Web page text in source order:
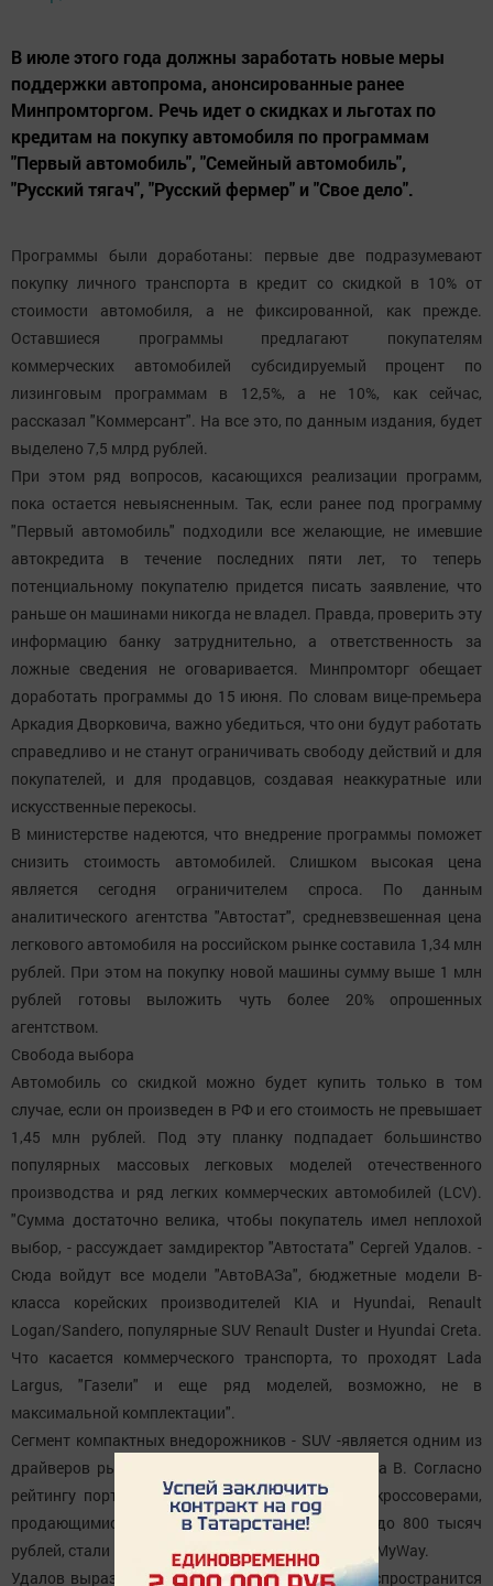
В июле этого года должны заработать новые меры
поддержки автопрома, анонсированные ранее
Минпромторгом. Речь идет о скидках и льготах по
кредитам на покупку автомобиля по программам
"Первый автомобиль", "Семейный автомобиль",
"Русский тягач", "Русский фермер" и "Свое дело".
Программы были доработаны: первые две подразумевают
покупку личного транспорта в кредит со скидкой в 10% от
стоимости автомобиля, а не фиксированной, как прежде.
Оставшиеся программы предлагают покупателям
коммерческих автомобилей субсидируемый процент по
лизинговым программам в 12,5%, а не 10%, как сейчас,
рассказал "Коммерсант". На все это, по данным издания, будет
выделено 7,5 млрд рублей.
При этом ряд вопросов, касающихся реализации программ,
пока остается невыясненным. Так, если ранее под программу
"Первый автомобиль" подходили все желающие, не имевшие
автокредита в течение последних пяти лет, то теперь
потенциальному покупателю придется писать заявление, что
раньше он машинами никогда не владел. Правда, проверить эту
информацию банку затруднительно, а ответственность за
ложные сведения не оговаривается. Минпромторг обещает
доработать программы до 15 июня. По словам вице-премьера
Аркадия Дворковича, важно убедиться, что они будут работать
справедливо и не станут ограничивать свободу действий и для
покупателей, и для продавцов, создавая неаккуратные или
искусственные перекосы.
В министерстве надеются, что внедрение программы поможет
снизить стоимость автомобилей. Слишком высокая цена
является сегодня ограничителем спроса. По данным
аналитического агентства "Автостат", средневзвешенная цена
легкового автомобиля на российском рынке составила 1,34 млн
рублей. При этом на покупку новой машины сумму выше 1 млн
рублей готовы выложить чуть более 20% опрошенных
агентством.
Свобода выбора
Автомобиль со скидкой можно будет купить только в том
случае, если он произведен в РФ и его стоимость не превышает
1,45 млн рублей. Под эту планку подпадает большинство
популярных массовых легковых моделей отечественного
производства и ряд легких коммерческих автомобилей (LCV).
"Сумма достаточно велика, чтобы покупатель имел неплохой
выбор, - рассуждает замдиректор "Автостата" Сергей Удалов. -
Сюда войдут все модели "АвтоВАЗа", бюджетные модели В-
класса корейских производителей KIA и Hyundai, Renault
Logan/Sandero, популярные SUV Renault Duster и Hyundai Creta.
Что касается коммерческого транспорта, то проходят Lada
Largus, "Газели" и еще ряд моделей, возможно, не в
максимальной комплектации".
Сегмент компактных внедорожников - SUV -является одним из
драйверов рынка наряду с автомобилями класса В. Согласно
рейтингу портала "Автоновости дня", лучшими кроссоверами,
продающимися в России в ценовой категории до 800 тысяч
рублей, стали Renault Duster, Hyundai Creta и Lifan MyWay.
Удалов выразил уверенность, что программа распространится